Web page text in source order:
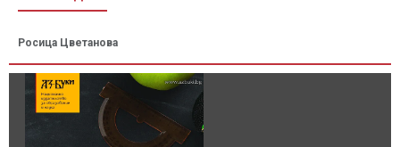
Росица Цветанова